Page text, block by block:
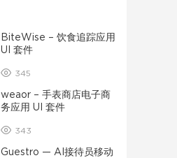
BiteWise – 饮食追踪应用
UI 套件
345
weaor – 手表商店电子商
务应用 UI 套件
343
Guestro — AI接待员移动